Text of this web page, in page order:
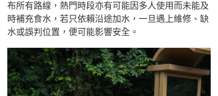
布所有路線，熱門時段亦有可能因多人使用而未能及
時補充食水，若只依賴沿途加水，一旦遇上維修、缺
水或誤判位置，便可能影響安全。